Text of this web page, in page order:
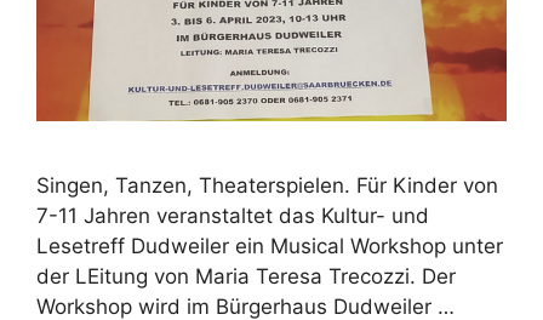
Singen, Tanzen, Theaterspielen. Für Kinder von
7-11 Jahren veranstaltet das Kultur- und
Lesetreff Dudweiler ein Musical Workshop unter
der LEitung von Maria Teresa Trecozzi. Der
Workshop wird im Bürgerhaus Dudweiler …